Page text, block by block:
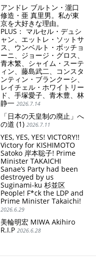
アンドレ ブルトン・瀧口
修造・亜 真里男。私が東
京を大好きな理由。
PLUS： マルセル・デュシ
ャン、エットレ・ソットサ
ス、ウンベルト・ボッチョ
ーニ、ジョージ・グロス、
青木繁、シャイム・スーテ
ィン、藤島武二、コンスタ
ンティン・ブランクーシ、
レイチェル・ホワイトリー
ド、手塚愛子、青木豊、林
静一 2026.7.14
「日本の天皇制の廃止」へ
の道 (1) 2026.7.11
YES, YES, YES! VICTORY!!
Victory for KISHIMOTO
Satoko 岸本聡子! Prime
Minister TAKAICHI
Sanae’s Party had been
destroyed by us
Suginami-ku 杉並区
People! F*ck the LDP and
Prime Minister Takaichi!
2026.6.29
美輪明宏 MIWA Akihiro
R.I.P 2026.6.28